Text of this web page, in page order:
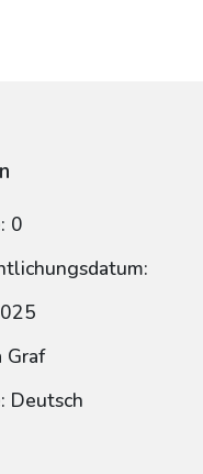
0
Graf
Deutsch